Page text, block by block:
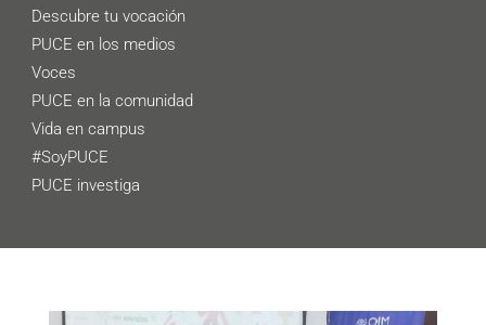
Descubre tu vocación
PUCE en los medios
Voces
PUCE en la comunidad
Vida en campus
#SoyPUCE
PUCE investiga